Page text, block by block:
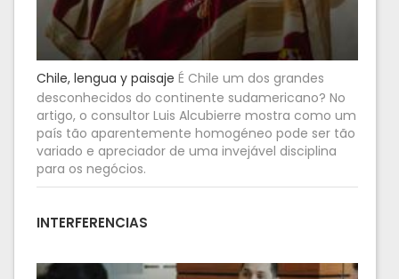
Chile, lengua y paisaje É Chile um dos grandes
desconhecidos do continente sudamericano? No
artigo, o consultor Luis Alcubierre mostra como um
país tão aparentemente homogéneo pode ser tão
variado e apreciador de uma invejável disciplina
para os negócios.
INTERFERENCIAS